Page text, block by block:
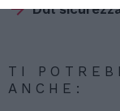
Ddl
TI
ANCHE: